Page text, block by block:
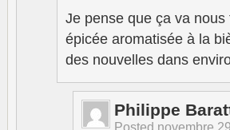
Je pense que ça va
épicée aromatisée à la
des nouvelles dans
Philippe
Posted novembre